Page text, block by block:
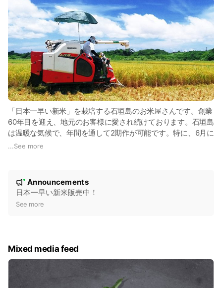
「日本一早い新米」を栽培する石垣島のお米屋さんです。創業
60年目を迎え、地元のお客様に愛され続けております。石垣島
は温暖な気候で、年間を通して2期作が可能です。特に、6月に
収穫される新米は、日本一早い新米として大変人気があります
...See more
e
New
Announcements
日本一早い新米販売中！
See more
Mixed media feed